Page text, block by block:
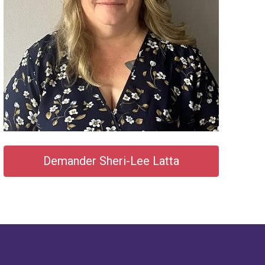
Demander Sheri-Lee Latta